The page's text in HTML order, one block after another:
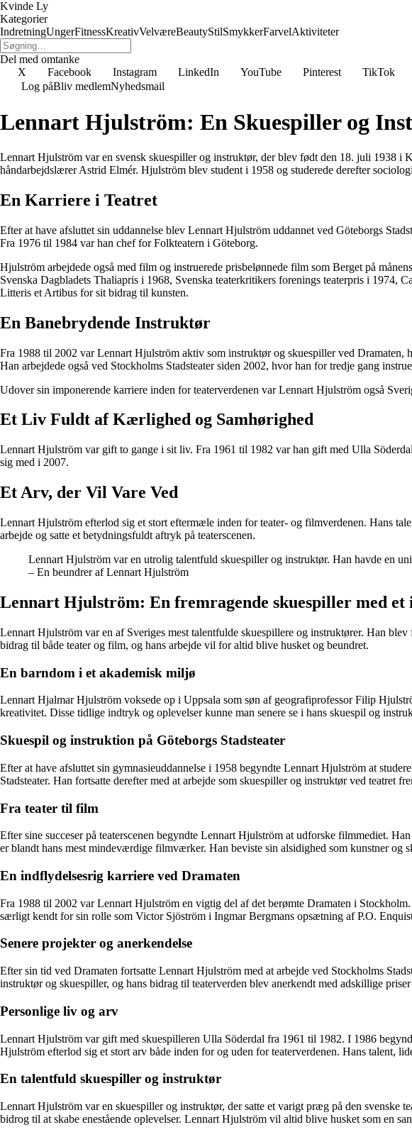
Kvinde Ly
Kategorier
IndretningUngerFitnessKreativVelværeBeautyStilSmykkerFarvelAktiviteter
Del med omtanke
X
Facebook Instagram LinkedIn YouTube Pinterest TikTok
Log påBliv medlemNyhedsmail
Lennart Hjulström: En Skuespiller og
Lennart Hjulström var en svensk skuespiller og instruktør, der blev født den 18. juli 1938
håndarbejdslærer Astrid Elmér. Hjulström blev student i 1958 og studerede derefter
En Karriere i Teatret
Efter at have afsluttet sin uddannelse blev Lennart Hjulström uddannet ved Göteborgs
Fra 1976 til 1984 var han chef for Folkteatern i Göteborg.
Hjulström arbejdede også med film og instruerede prisbelønnede film som Berget på
Svenska Dagbladets Thaliapris i 1968, Svenska teaterkritikers forenings teaterpris i
Litteris et Artibus for sit bidrag til kunsten.
En Banebrydende Instruktør
Fra 1988 til 2002 var Lennart Hjulström aktiv som instruktør og skuespiller ved
Han arbejdede også ved Stockholms Stadsteater siden 2002, hvor han for tredje gang
Udover sin imponerende karriere inden for teaterverdenen var Lennart Hjulström også
Et Liv Fuldt af Kærlighed og Samhørighed
Lennart Hjulström var gift to gange i sit liv. Fra 1961 til 1982 var han gift med Ulla
sig med i 2007.
Et Arv, der Vil Vare Ved
Lennart Hjulström efterlod sig et stort eftermæle inden for teater- og filmverdenen. Hans
arbejde og satte et betydningsfuldt aftryk på teaterscenen.
Lennart Hjulström var en utrolig talentfuld skuespiller og instruktør. Han havde en
– En beundrer af Lennart Hjulström
Lennart Hjulström: En fremragende skuespiller med et
Lennart Hjulström var en af Sveriges mest talentfulde skuespillere og instruktører. Han
bidrag til både teater og film, og hans arbejde vil for altid blive husket og beundret.
En barndom i et akademisk miljø
Lennart Hjalmar Hjulström voksede op i Uppsala som søn af geografiprofessor Filip
kreativitet. Disse tidlige indtryk og oplevelser kunne man senere se i hans skuespil og
Skuespil og instruktion på Göteborgs Stadsteater
Efter at have afsluttet sin gymnasieuddannelse i 1958 begyndte Lennart Hjulström at
Stadsteater. Han fortsatte derefter med at arbejde som skuespiller og instruktør ved teatret
Fra teater til film
Efter sine succeser på teaterscenen begyndte Lennart Hjulström at udforske filmmediet.
er blandt hans mest mindeværdige filmværker. Han beviste sin alsidighed som kunstner og
En indflydelsesrig karriere ved Dramaten
Fra 1988 til 2002 var Lennart Hjulström en vigtig del af det berømte Dramaten i
særligt kendt for sin rolle som Victor Sjöström i Ingmar Bergmans opsætning af P.O.
Senere projekter og anerkendelse
Efter sin tid ved Dramaten fortsatte Lennart Hjulström med at arbejde ved Stockholms
instruktør og skuespiller, og hans bidrag til teaterverden blev anerkendt med adskillige
Personlige liv og arv
Lennart Hjulström var gift med skuespilleren Ulla Söderdal fra 1961 til 1982. I 1986
Hjulström efterlod sig et stort arv både inden for og uden for teaterverdenen. Hans talent,
En talentfuld skuespiller og instruktør
Lennart Hjulström var en skuespiller og instruktør, der satte et varigt præg på den svenske
bidrog til at skabe enestående oplevelser. Lennart Hjulström vil altid blive husket som en